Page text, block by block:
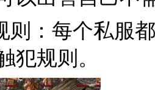
则：每个私服
犯规则。